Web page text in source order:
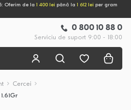
Oferim de la 1 400 lei până la 1 612 lei per gram
0 800 10 88 0
Serviciu de suport 9:00 - 18:00
Cercei